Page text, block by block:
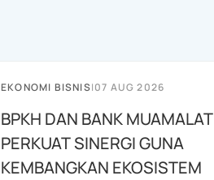
EKONOMI BISNIS|07 AUG 2026
BPKH DAN BANK MUAMALAT
PERKUAT SINERGI GUNA
KEMBANGKAN EKOSISTEM